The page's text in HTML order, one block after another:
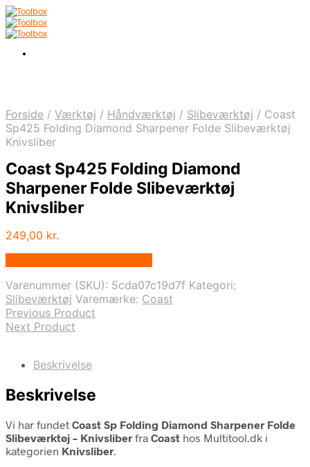
Forside / Værktøj / Håndværktøj / Slibeværktøj / Coast
Sp425 Folding Diamond Sharpener Folde Slibeværktøj
Knivsliber
Coast Sp425 Folding Diamond
Sharpener Folde Slibeværktøj
Knivsliber
249,00 kr.
Varenummer (SKU): 5cda07c19d7f Kategori:
Slibeværktøj Varemærke: Coast
Previous Product
Next Product
Beskrivelse
Beskrivelse
Vi har fundet Coast Sp Folding Diamond Sharpener Folde
Slibeværktøj – Knivsliber fra Coast hos Multitool.dk i
kategorien Knivsliber.